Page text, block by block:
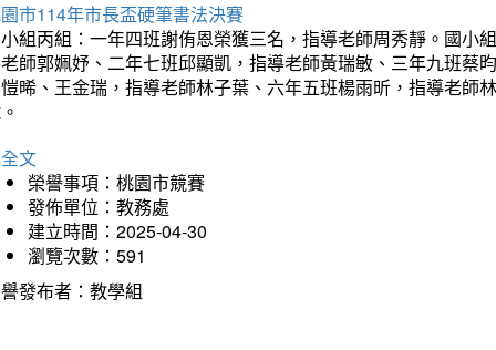
市114年市長盃硬筆書法決賽
組丙組：一年四班謝侑恩榮獲三名，指導老師周秀靜。國小
師郭姵妤、二年七班邱顯凱，指導老師黃瑞敏、三年九班蔡
晞、王金瑞，指導老師林子葉、六年五班楊雨昕，指導老師
文
榮譽事項：桃園市競賽
發佈單位：教務處
建立時間：2025-04-30
瀏覽次數：591
發布者：教學組